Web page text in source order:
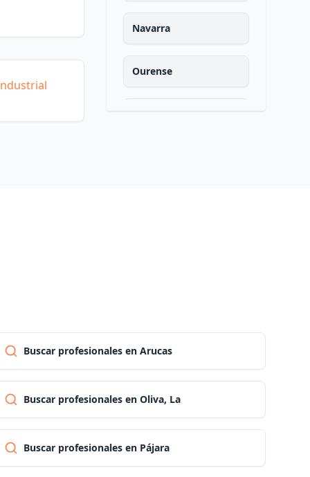
Navarra
Ourense
Cantabria
Segovia
Sevilla
Buscar profesionales en Arucas
Buscar profesionales en Oliva, La
Buscar profesionales en Pájara